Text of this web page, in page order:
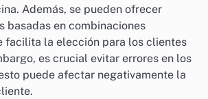
Además, se pueden ofrecer
basadas en combinaciones
facilita la elección para los clientes
es crucial evitar errores en los
puede afectar negativamente la